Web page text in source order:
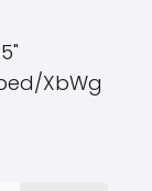
XbWg